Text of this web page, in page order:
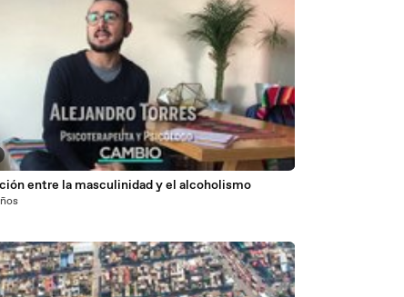
entre la masculinidad y el alcoholismo